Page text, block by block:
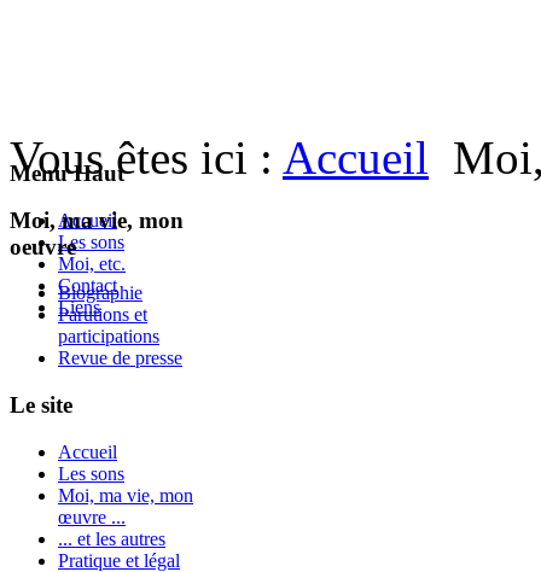
Menu Haut
Accueil
Les sons
Moi, etc.
Contact
Liens
Vous êtes ici : Accueil
Moi, ma vie, mon
oeuvre
Biographie
Parutions et
participations
Revue de presse
Le site
Accueil
Les sons
Moi, ma vie, mon
œuvre ...
... et les autres
Pratique et légal